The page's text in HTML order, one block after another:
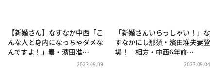
news おかえり
河合＆A.B.C-Z塚田×福井アナ「なんでやねん！？」
（news おかえり）
【新婚さん】なすなか中西「こ
んな人と身内になっちゃダメな
んですよ！」妻・濱田准…
2023.09.09
「新婚さんいらっしゃい！」な
すなかにし那須・濱田准夫妻登
場！ 相方・中西6年前…
2023.09.04